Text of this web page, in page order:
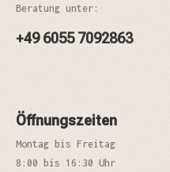
Beratung unter:
+49 6055 7092863
Öffnungszeiten
Montag bis Freitag
8:00 bis 16:30 Uhr